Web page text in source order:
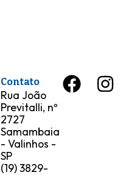
Contato
Rua João
Previtalli, nº
2727
Samambaia
- Valinhos -
SP
(19) 3829-